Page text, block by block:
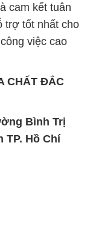
cam kết tuân
trợ tốt nhất cho
việc cao
CHẤT ĐẮC
Bình Trị
TP. Hồ Chí